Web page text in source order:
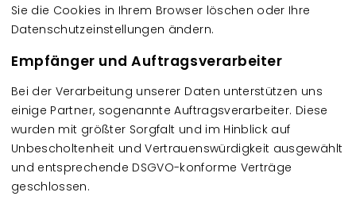
Sie die Cookies in Ihrem Browser löschen oder Ihre
Datenschutzeinstellungen ändern.
Empfänger und Auftragsverarbeiter
Bei der Verarbeitung unserer Daten unterstützen uns
einige Partner, sogenannte Auftragsverarbeiter. Diese
wurden mit größter Sorgfalt und im Hinblick auf
Unbescholtenheit und Vertrauenswürdigkeit ausgewählt
und entsprechende DSGVO-konforme Verträge
geschlossen.